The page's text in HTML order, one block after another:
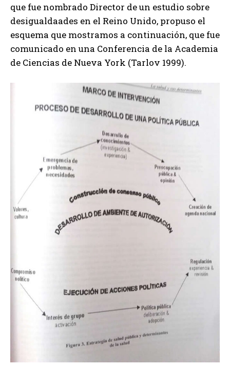
que fue nombrado Director de un estudio sobre
desigualdaades en el Reino Unido, propuso el
esquema que mostramos a continuación, que fue
comunicado en una Conferencia de la Academia
de Ciencias de Nueva York (Tarlov 1999).